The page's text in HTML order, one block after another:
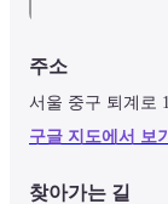
주소
서울 중구 퇴계로
구글 지도에서 보
찾아가는 길